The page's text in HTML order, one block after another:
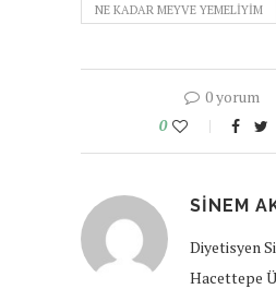
NE KADAR MEYVE YEMELIYIM
0 yorum
0
SINEM
Diyetisyen
Hacettepe